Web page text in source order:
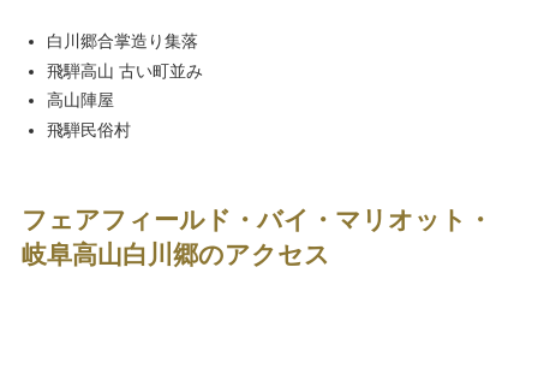
白川郷合掌造り集落
飛騨高山 古い町並み
高山陣屋
飛騨民俗村
フェアフィールド・バイ・マリオット・
岐阜高山白川郷のアクセス